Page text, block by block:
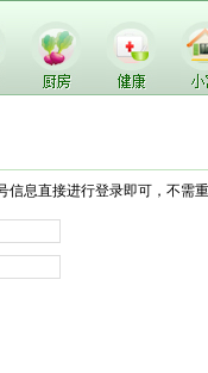
信息直接进行登录即可，不需